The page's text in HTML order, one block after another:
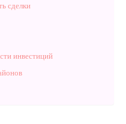
сделки
инвестиций